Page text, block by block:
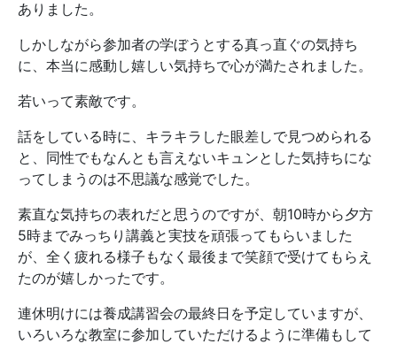
ありました。
しかしながら参加者の学ぼうとする真っ直ぐの気持ち
に、本当に感動し嬉しい気持ちで心が満たされました。
若いって素敵です。
話をしている時に、キラキラした眼差しで見つめられる
と、同性でもなんとも言えないキュンとした気持ちにな
ってしまうのは不思議な感覚でした。
素直な気持ちの表れだと思うのですが、朝10時から夕方
5時までみっちり講義と実技を頑張ってもらいました
が、全く疲れる様子もなく最後まで笑顔で受けてもらえ
たのが嬉しかったです。
連休明けには養成講習会の最終日を予定していますが、
いろいろな教室に参加していただけるように準備もして